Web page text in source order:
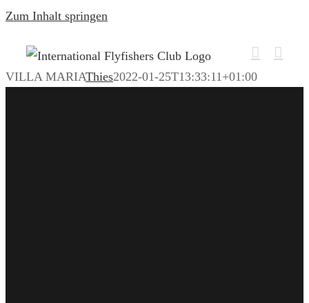
Zum Inhalt springen
VILLA MARIAThies2022-01-25T13:33:11+01:00